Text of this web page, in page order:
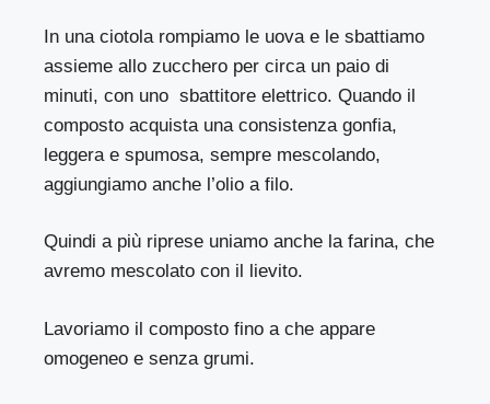
In una ciotola rompiamo le uova e le sbattiamo
assieme allo zucchero per circa un paio di
minuti, con uno sbattitore elettrico. Quando il
composto acquista una consistenza gonfia,
leggera e spumosa, sempre mescolando,
aggiungiamo anche l’olio a filo.
Quindi a più riprese uniamo anche la farina, che
avremo mescolato con il lievito.
Lavoriamo il composto fino a che appare
omogeneo e senza grumi.